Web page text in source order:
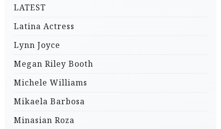
LATEST
Latina Actress
Lynn Joyce
Megan Riley Booth
Michele Williams
Mikaela Barbosa
Minasian Roza